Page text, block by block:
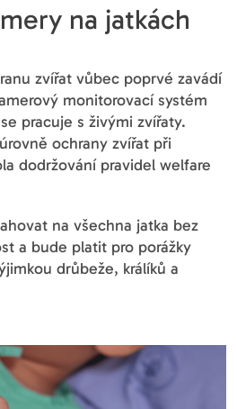
na jatkách
zvířat vůbec poprvé zavádí
monitorovací systém
pracuje s živými zvířaty.
ochrany zvířat při
dodržování pravidel welfare
na všechna jatka bez
a bude platit pro porážky
drůbeže, králíků a